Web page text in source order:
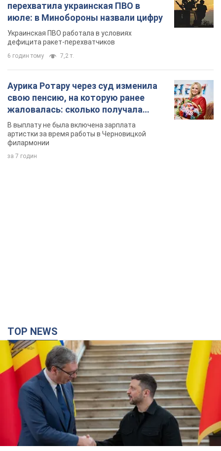
перехватила украинская ПВО в
июле: в Минобороны назвали цифру
Украинская ПВО работала в условиях
дефицита ракет-перехватчиков
6 годин тому 7,2 т.
Аурика Ротару через суд изменила
свою пенсию, на которую ранее
жаловалась: сколько получала
певица
В выплату не была включена зарплата
артистки за время работы в Черновицкой
филармонии
за 7 годин
TOP NEWS